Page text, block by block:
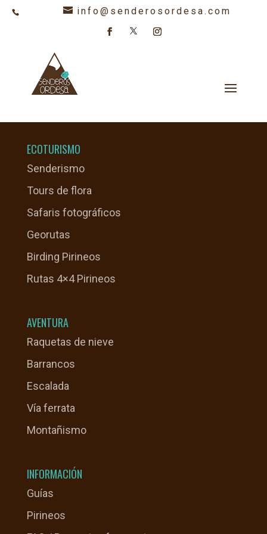
info@senderosordesa.com
Multi Actividad
ECOTURISMO
Senderismo
Tours de flora
Safaris fotográficos
Georutas
Birding Pirineos
Rutas 4×4 Pirineos
AVENTURA
Raquetas de nieve
Barrancos
Escalada
Vía ferrata
Montañismo
INFORMACIÓN
Guías
Pirineos